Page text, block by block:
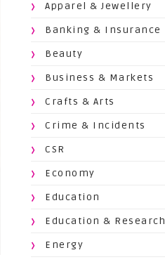
Apparel & Jewellery
Banking & Insurance
Beauty
Business & Markets
Crafts & Arts
Crime & Incidents
CSR
Economy
Education
Education & Research
Energy